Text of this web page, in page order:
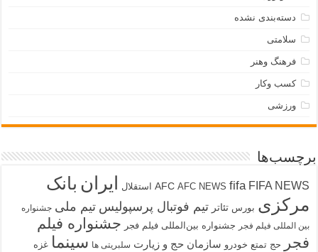
دسته‌بندی نشده
سلامتی
فرهنگ وهنر
کسب وکار
ورزشی
برچسب‌ها
AFC AFC NEWS fifa FIFA NEWS استقلال ایران بانک
مرکزی بورس تئاتر تیم فوتبال پرسپولیس تیم ملی جشنواره
بین المللی فیلم فجر جشنواره بین‌المللی فیلم فجر جشنواره فیلم
فجر
حج تمتع خودرو سازمان حج و زیارت سلبریتی ها سینما غزه